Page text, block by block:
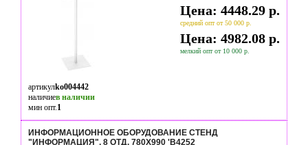
Цена: 4448.29 р.
средний опт от 50 000 р.
Цена: 4982.08 р.
мелкий опт от 10 000 р.
артикулko004442
наличиев наличии
мин опт.1
ИНФОРМАЦИОННОЕ ОБОРУДОВАНИЕ СТЕНД
"ИНФОРМАЦИЯ", 8 ОТД. 780X990 'B4252